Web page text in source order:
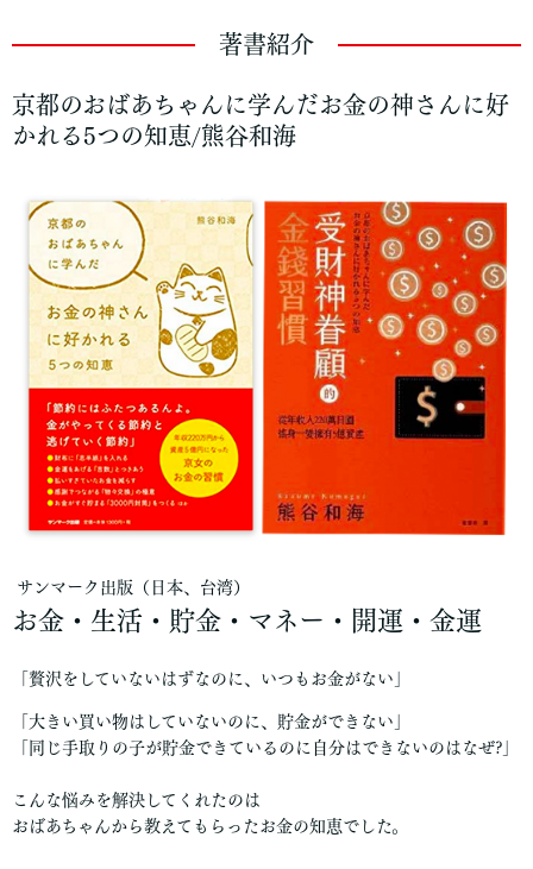
著書紹介
京都のおばあちゃんに学んだお金の神さんに好
かれる5つの知恵/熊谷和海
‎ サンマーク出版（日本、台湾）
お金・生活・貯金・マネー・開運・金運
「贅沢をしていないはずなのに、いつもお金がない」
「大きい買い物はしていないのに、貯金ができない」
「同じ手取りの子が貯金できているのに自分はできないのはなぜ?」
こんな悩みを解決してくれたのは
おばあちゃんから教えてもらったお金の知恵でした。